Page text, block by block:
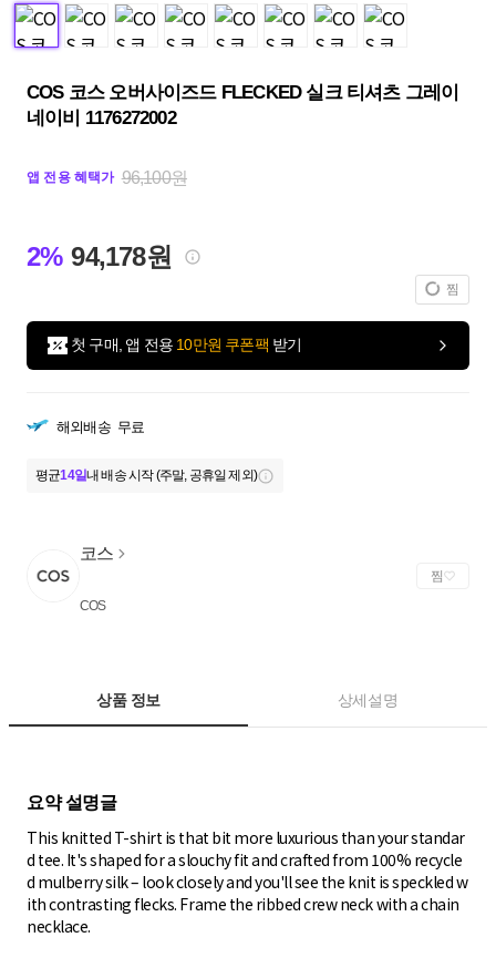
COS 코스 오버사이즈드 FLECKED 실크 티셔츠 그레이
네이비 1176272002
앱 전용 혜택가 96,100원
2% 94,178원
찜
첫 구매, 앱 전용 10만원 쿠폰팩 받기
해외배송 무료
평균14일내 배송 시작 (주말, 공휴일 제외)
코스
COS
찜
상품 정보 상세설명
요약 설명글
This knitted T-shirt is that bit more luxurious than your standar
d tee. It's shaped for a slouchy fit and crafted from 100% recycle
d mulberry silk – look closely and you'll see the knit is speckled w
ith contrasting flecks. Frame the ribbed crew neck with a chain
necklace.